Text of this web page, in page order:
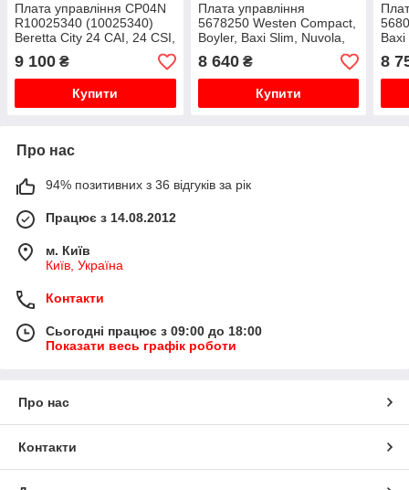
Плата управління CP04N
R10025340 (10025340)
Beretta City 24 CAI, 24 CSI,
Mynute DGT 24CAI, 24CSI,
28CAI, 28CSI
9 100 ₴
Купити
Плата управління
5678250 Westen Compact,
Boyler, Baxi Slim, Nuvola,
Galaxy, Luna Max, Luna
Silver Space
8 640₴
Купити
Baxi
8
Про нас
94% позитивних з 36 відгуків за рік
Працює з 14.08.2012
м. Київ
Київ, Україна
Контакти
Сьогодні працює з 09:00 до 18:00
Показати весь графік роботи
Про нас
Контакти